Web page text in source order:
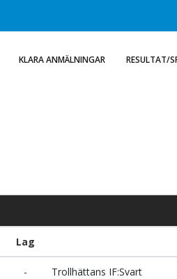
KLARA ANMÄLNINGAR RESULTAT/
Lag
- Trollhättans IF:Svart